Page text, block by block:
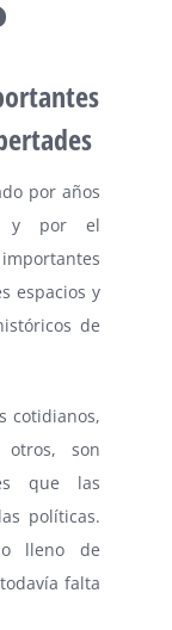
por años
y por el
espacios y
de
cotidianos,
otros, son
que las
políticas.
lleno de
falta